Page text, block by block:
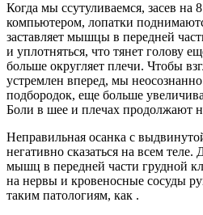
Когда мы ссутуливаемся, засев на
компьютером, лопатки
заставляет мышцы в передней
и уплотняться, что тянет голову
больше округляет плечи. Чтобы
устремлен вперед, мы
подбородок, еще больше
Боли в шее и плечах продолжают
Неправильная осанка с
негативно сказаться на всем
мышц в передней части грудной
на нервы и кровеносные сосуды
таким патологиям, как .